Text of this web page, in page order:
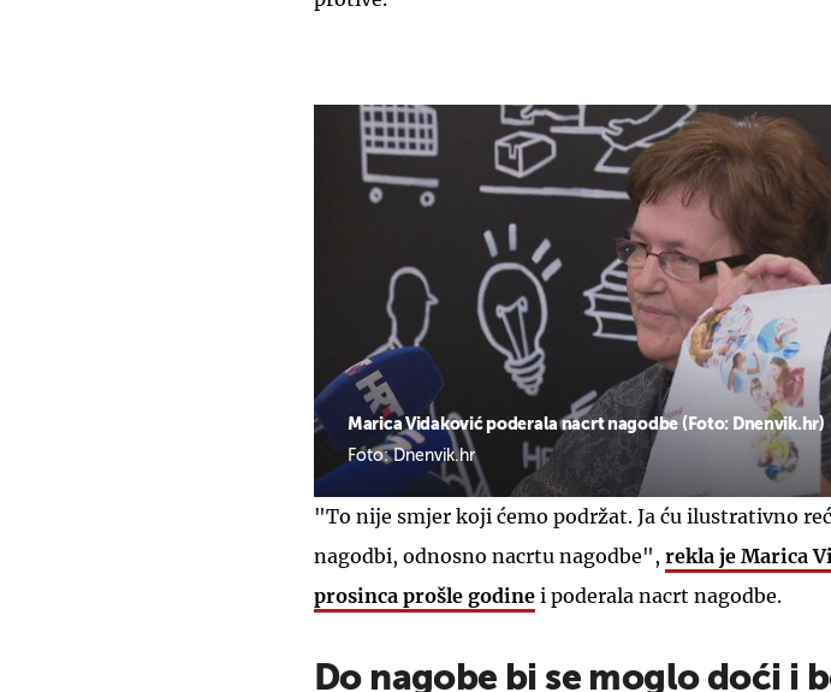
Marica Vidaković poderala nacrt nagodbe (Foto: Dnenvik.hr)
Foto: Dnenvik.hr
"To nije smjer koji ćemo podržat. Ja ću ilustrativno
nagodbi, odnosno nacrtu nagodbe", rekla je Marica
prosinca prošle godine i poderala nacrt nagodbe.
Do nagobe bi se moglo doći i